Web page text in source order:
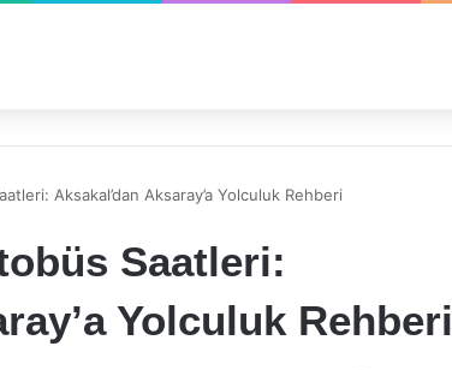
Aksakal’dan Aksaray’a Yolculuk Rehberi
Saatleri:
Yolculuk Rehberi